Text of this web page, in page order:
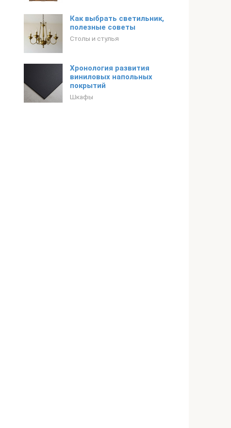
Как выбрать светильник,
полезные советы
Столы и стулья
Хронология развития
виниловых напольных
покрытий
Шкафы